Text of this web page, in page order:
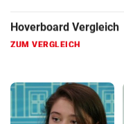
ZUM VERGLEICH